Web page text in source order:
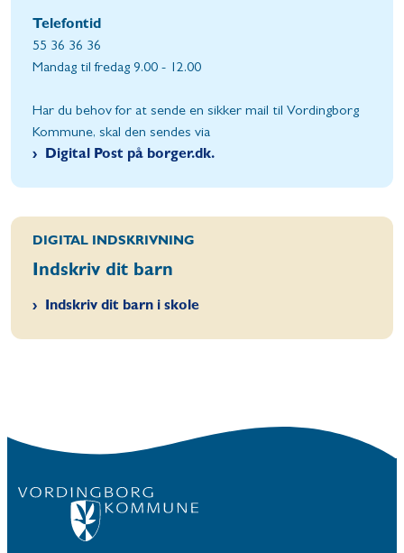
Telefontid
55 36 36 36
Mandag til fredag 9.00 - 12.00
Har du behov for at sende en sikker mail til Vordingborg
Kommune, skal den sendes via
Digital Post på borger.dk.
DIGITAL INDSKRIVNING
Indskriv dit barn
Indskriv dit barn i skole